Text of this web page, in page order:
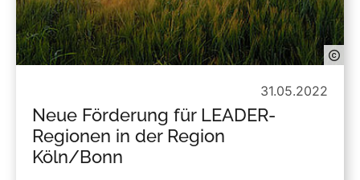
31.05.2022
Neue Förderung für LEADER-
Regionen in der Region
Köln/Bonn